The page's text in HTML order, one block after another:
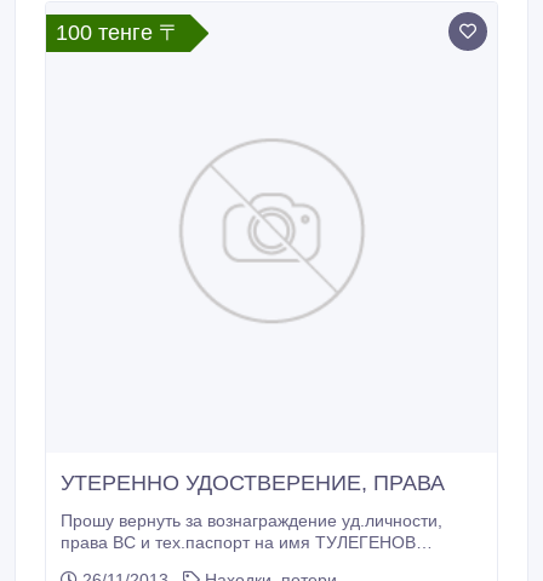
средств к существованию.
100 тенге 〒
УТЕРЕННО УДОСТВЕРЕНИЕ, ПРАВА
Прошу вернуть за вознаграждение уд.личности,
права ВС и тех.паспорт на имя ТУЛЕГЕНОВ